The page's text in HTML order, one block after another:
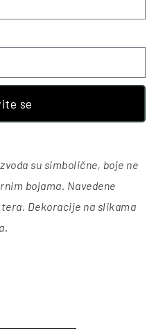
se
su simbolične, boje ne
bojama. Navedene
Dekoracije na slikama
.